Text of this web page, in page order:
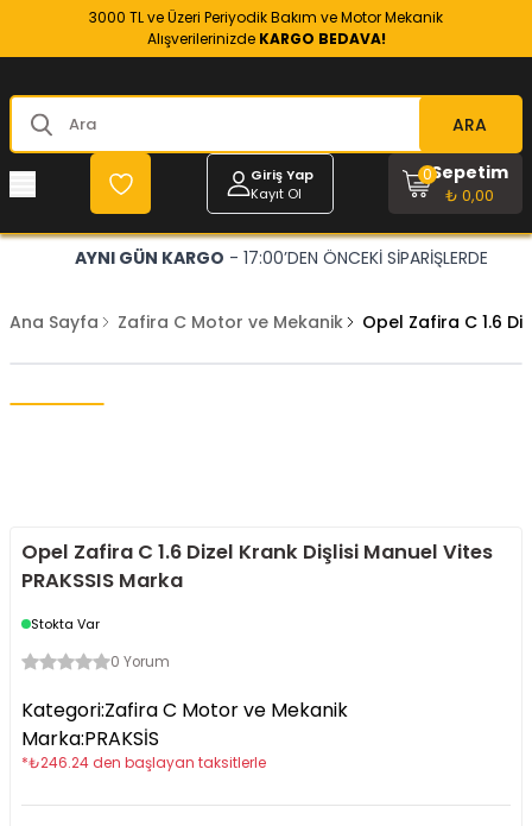
3000 TL ve Üzeri Periyodik Bakım ve Motor Mekanik
Alışverilerinizde KARGO BEDAVA!
ARA
Giriş Yap
Kayıt Ol
Sepetim
₺ 0,00
0
AYNI GÜN KARGO - 17:00’DEN ÖNCEKİ SİPARİŞLERDE
Ana Sayfa Zafira C Motor ve Mekanik Opel Zafira C 1.6
Opel Zafira C 1.6 Dizel Krank Dişlisi Manuel Vites
PRAKSSIS Marka
Stokta Var
0 Yorum
Kategori:Zafira C Motor ve Mekanik
Marka:PRAKSİS
*₺246.24 den başlayan taksitlerle